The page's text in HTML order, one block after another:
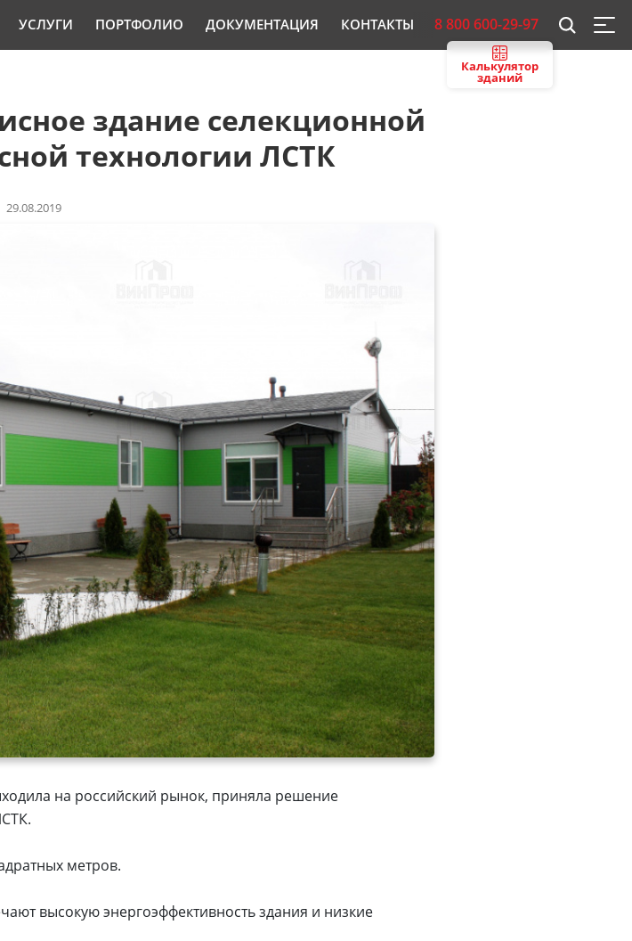
УСЛУГИ ПОРТФОЛИО ДОКУМЕНТАЦИЯ КОНТАКТЫ 8 800 600-29-97
Калькулятор
зданий
здание селекционной
технологии ЛСТК
29.08.2019
на российский рынок, приняла решение
метров.
высокую энергоэффективность здания и низкие